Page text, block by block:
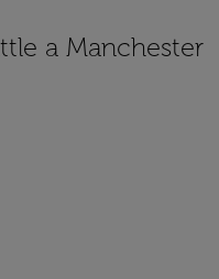
a Manchester